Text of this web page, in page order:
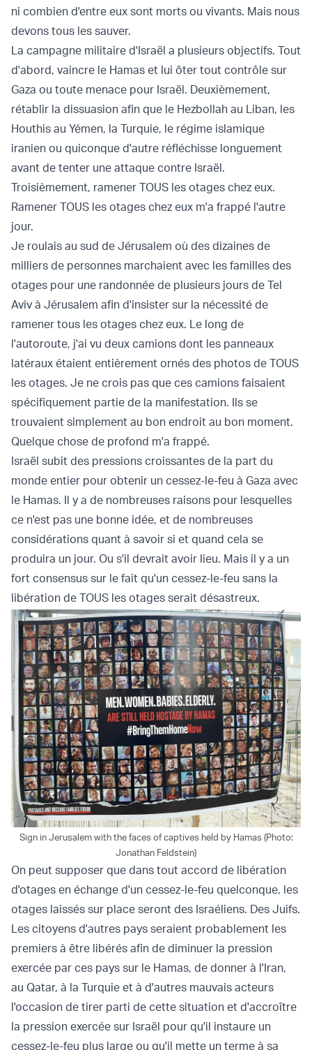
ni combien d'entre eux sont morts ou vivants. Mais nous
devons tous les sauver.
La campagne militaire d'Israël a plusieurs objectifs. Tout
d'abord, vaincre le Hamas et lui ôter tout contrôle sur
Gaza ou toute menace pour Israël. Deuxièmement,
rétablir la dissuasion afin que le Hezbollah au Liban, les
Houthis au Yémen, la Turquie, le régime islamique
iranien ou quiconque d'autre réfléchisse longuement
avant de tenter une attaque contre Israël.
Troisièmement, ramener TOUS les otages chez eux.
Ramener TOUS les otages chez eux m'a frappé l'autre
jour.
Je roulais au sud de Jérusalem où des dizaines de
milliers de personnes marchaient avec les familles des
otages pour une randonnée de plusieurs jours de Tel
Aviv à Jérusalem afin d'insister sur la nécessité de
ramener tous les otages chez eux. Le long de
l'autoroute, j'ai vu deux camions dont les panneaux
latéraux étaient entièrement ornés des photos de TOUS
les otages. Je ne crois pas que ces camions faisaient
spécifiquement partie de la manifestation. Ils se
trouvaient simplement au bon endroit au bon moment.
Quelque chose de profond m'a frappé.
Israël subit des pressions croissantes de la part du
monde entier pour obtenir un cessez-le-feu à Gaza avec
le Hamas. Il y a de nombreuses raisons pour lesquelles
ce n'est pas une bonne idée, et de nombreuses
considérations quant à savoir si et quand cela se
produira un jour. Ou s'il devrait avoir lieu. Mais il y a un
fort consensus sur le fait qu'un cessez-le-feu sans la
libération de TOUS les otages serait désastreux.
Sign in Jerusalem with the faces of captives held by Hamas (Photo:
Jonathan Feldstein)
On peut supposer que dans tout accord de libération
d'otages en échange d'un cessez-le-feu quelconque, les
otages laissés sur place seront des Israéliens. Des Juifs.
Les citoyens d'autres pays seraient probablement les
premiers à être libérés afin de diminuer la pression
exercée par ces pays sur le Hamas, de donner à l'Iran,
au Qatar, à la Turquie et à d'autres mauvais acteurs
l'occasion de tirer parti de cette situation et d'accroître
la pression exercée sur Israël pour qu'il instaure un
cessez-le-feu plus large ou qu'il mette un terme à sa